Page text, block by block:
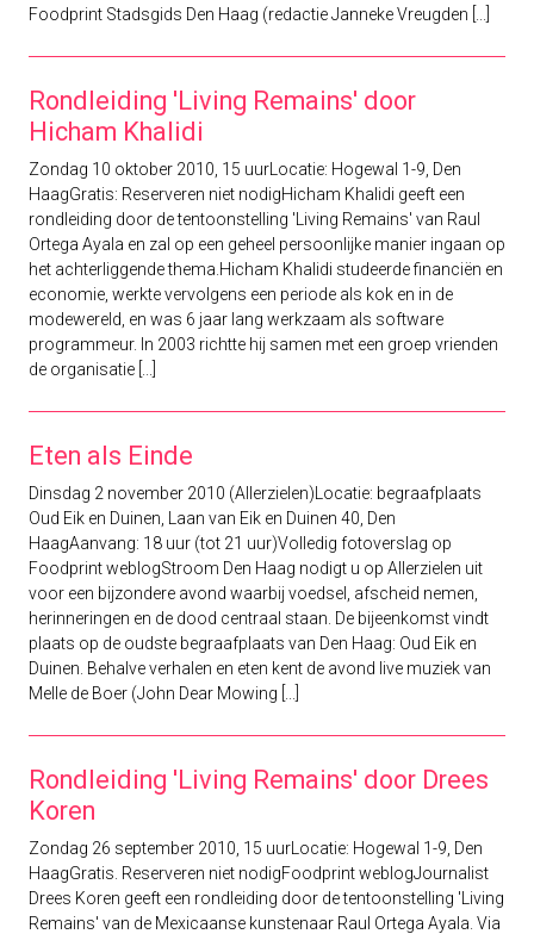
Foodprint Stadsgids Den Haag (redactie Janneke Vreugden [...]
Rondleiding 'Living Remains' door
Hicham Khalidi
Zondag 10 oktober 2010, 15 uurLocatie: Hogewal 1-9, Den
HaagGratis: Reserveren niet nodigHicham Khalidi geeft een
rondleiding door de tentoonstelling 'Living Remains' van Raul
Ortega Ayala en zal op een geheel persoonlijke manier ingaan op
het achterliggende thema.Hicham Khalidi studeerde financiën en
economie, werkte vervolgens een periode als kok en in de
modewereld, en was 6 jaar lang werkzaam als software
programmeur. In 2003 richtte hij samen met een groep vrienden
de organisatie [...]
Eten als Einde
Dinsdag 2 november 2010 (Allerzielen)Locatie: begraafplaats
Oud Eik en Duinen, Laan van Eik en Duinen 40, Den
HaagAanvang: 18 uur (tot 21 uur)Volledig fotoverslag op
Foodprint weblogStroom Den Haag nodigt u op Allerzielen uit
voor een bijzondere avond waarbij voedsel, afscheid nemen,
herinneringen en de dood centraal staan. De bijeenkomst vindt
plaats op de oudste begraafplaats van Den Haag: Oud Eik en
Duinen. Behalve verhalen en eten kent de avond live muziek van
Melle de Boer (John Dear Mowing [...]
Rondleiding 'Living Remains' door Drees
Koren
Zondag 26 september 2010, 15 uurLocatie: Hogewal 1-9, Den
HaagGratis. Reserveren niet nodigFoodprint weblogJournalist
Drees Koren geeft een rondleiding door de tentoonstelling 'Living
Remains' van de Mexicaanse kunstenaar Raul Ortega Ayala. Via